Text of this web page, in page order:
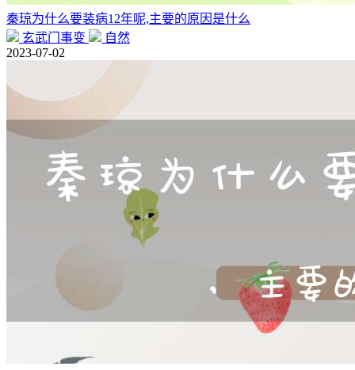
秦琼为什么要装病12年呢,主要的原因是什么
玄武门事变
自然
2023-07-02